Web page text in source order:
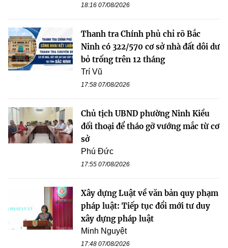
18:16 07/08/2026
Thanh tra Chính phủ chỉ rõ Bắc
Ninh có 322/570 cơ sở nhà đất dôi dư
bỏ trống trên 12 tháng
Trí Vũ
17:58 07/08/2026
Chủ tịch UBND phường Ninh Kiều
đối thoại để tháo gỡ vướng mắc từ cơ
sở
Phú Đức
17:55 07/08/2026
Xây dựng Luật về văn bản quy phạm
pháp luật: Tiếp tục đổi mới tư duy
xây dựng pháp luật
Minh Nguyệt
17:48 07/08/2026